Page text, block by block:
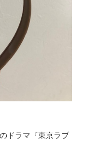
ドラマ『東京ラブ